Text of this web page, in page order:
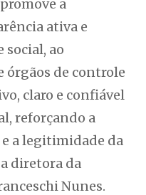
a
ativa e
ao
órgãos de controle
claro e confiável
reforçando a
a legitimidade da
diretora da
Nunes.